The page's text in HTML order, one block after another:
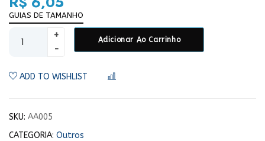
GUIAS DE TAMANHO
Adicionar Ao Carrinho
ADD TO WISHLIST
SKU: AA005
CATEGORIA: Outros